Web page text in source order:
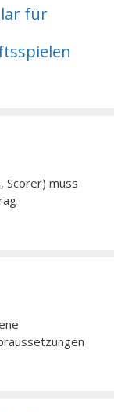
für
Scorer) muss